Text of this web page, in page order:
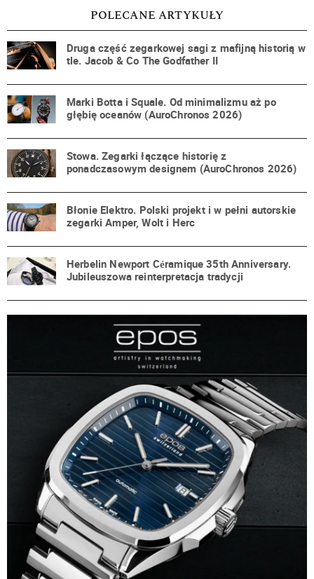
POLECANE ARTYKUŁY
Druga część zegarkowej sagi z mafijną historią w
tle. Jacob & Co The Godfather II
Marki Botta i Squale. Od minimalizmu aż po
głębię oceanów (AuroChronos 2026)
Stowa. Zegarki łączące historię z
ponadczasowym designem (AuroChronos 2026)
Błonie Elektro. Polski projekt i w pełni autorskie
zegarki Amper, Wolt i Herc
Herbelin Newport Céramique 35th Anniversary.
Jubileuszowa reinterpretacja tradycji